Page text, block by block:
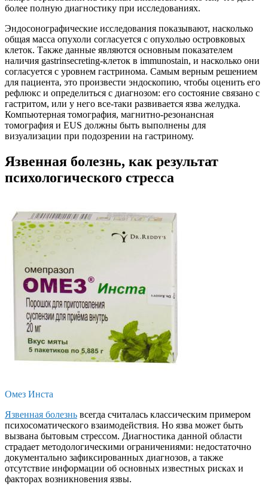
более полную диагностику при исследованиях.
Эндосонографические исследования показывают, насколько
общая масса опухоли согласуется с опухолью островковых
клеток. Также данные являются основным показателем
наличия gastrinsecreting-клеток в immunostain, и насколько они
согласуется с уровнем гастринома. Самым верным решением
для пациента, это произвести эндоскопию, чтобы оценить его
рефлюкс и определиться с диагнозом: его состояние связано с
гастритом, или у него все-таки развивается язва желудка.
Компьютерная томография, магнитно-резонансная
томография и EUS должны быть выполнены для
визуализации при подозрении на гастриному.
Язвенная болезнь, как результат
психологического стресса
Омез Инста
Язвенная болезнь всегда считалась классическим примером
психосоматического взаимодействия. Но язва может быть
вызвана бытовым стрессом. Диагностика данной области
страдает методологическими ограничениями: недостаточно
документально зафиксированных диагнозов, а также
отсутствие информации об основных известных рисках и
факторах возникновения язвы.